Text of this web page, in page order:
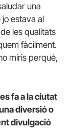
una
estava al
les qualitats
fàcilment.
miris perquè,
fa a la ciutat
diversió o
divulgació